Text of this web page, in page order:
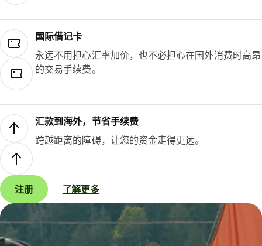
国际借记卡
永远不用担心汇率加价，也不必担心在国外消费时高昂
的交易手续费。
汇款到海外，节省手续费
跨越距离的障碍，让您的资金走得更远。
注册 了解更多